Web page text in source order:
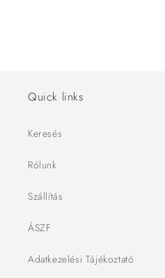
Quick links
Keresés
Rólunk
Szállítás
ÁSZF
Adatkezelési Tájékoztató